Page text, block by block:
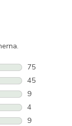
75
75
45
45
9
9
4
4
9